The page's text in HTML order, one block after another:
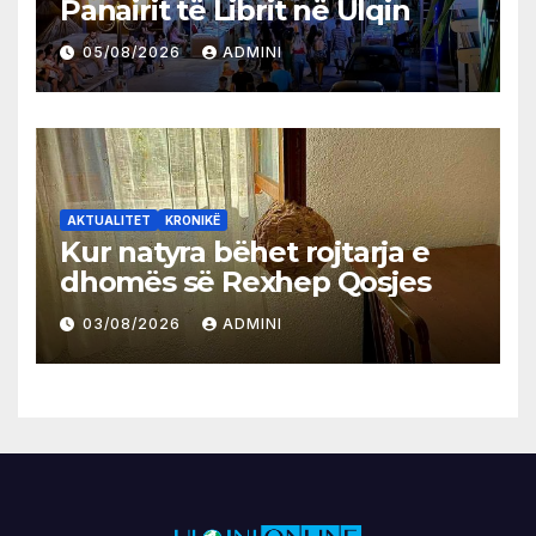
Panairit të Librit në Ulqin
05/08/2026 ADMINI
AKTUALITET KRONIKË
Kur natyra bëhet rojtarja e
dhomës së Rexhep Qosjes
03/08/2026 ADMINI